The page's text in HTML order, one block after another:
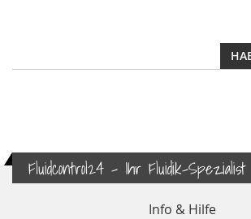
Fluidcontrol24 - Ihr Fluidik-Spezialist
Info & Hilfe